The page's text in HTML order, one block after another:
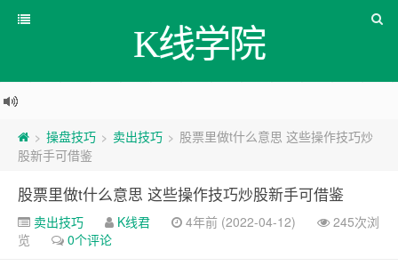
K线学院
> 操盘技巧 > 卖出技巧 > 股票里做t什么意思 这些操作技巧炒
股新手可借鉴
股票里做t什么意思 这些操作技巧炒股新手可借鉴
卖出技巧 K线君 4年前 (2022-04-12)
245次浏
览
0个评论